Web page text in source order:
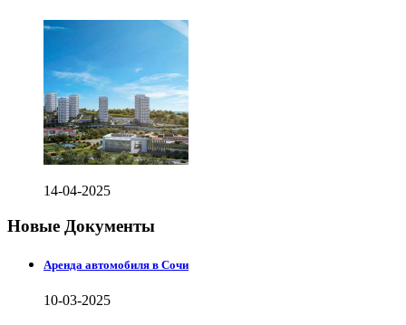
14-04-2025
Новые Документы
Аренда автомобиля в Сочи
10-03-2025